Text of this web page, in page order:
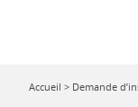
Accueil > Demande